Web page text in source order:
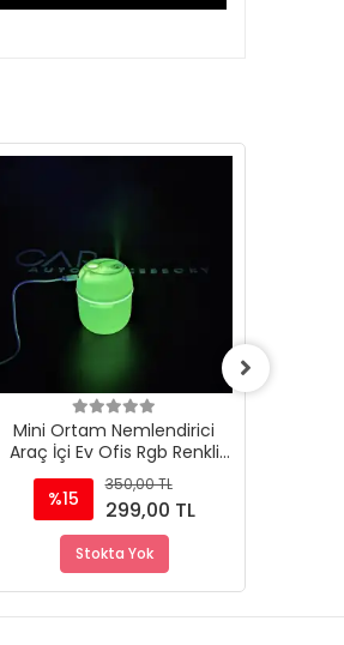
Mini Ortam Nemlendirici
Araç İçi Ev Ofis Rgb Renkli
Işıklı Buhar makinası
%15
350,00 TL
299,00 TL
Stokta Yok